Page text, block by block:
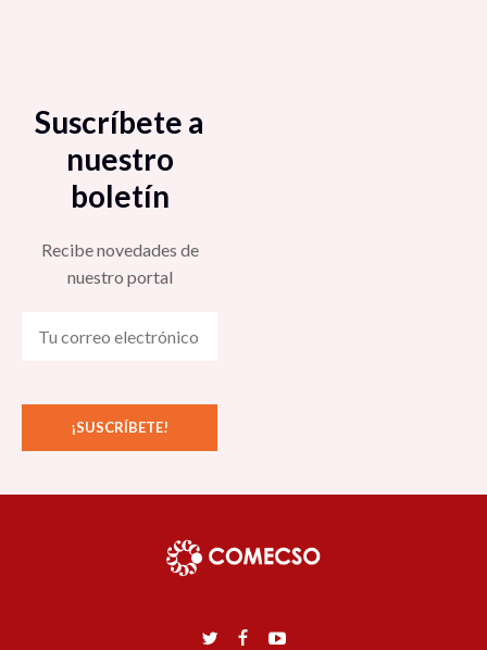
Suscríbete a
nuestro
boletín
Recibe novedades de
nuestro portal